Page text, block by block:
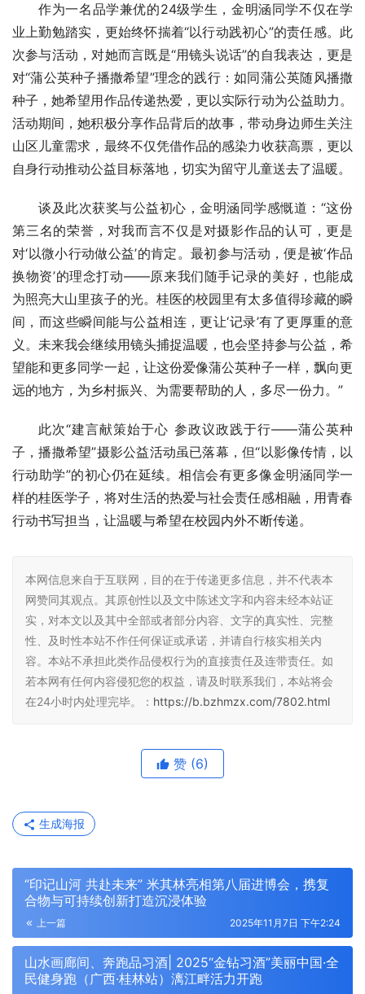
作为一名品学兼优的24级学生，金明涵同学不仅在学
业上勤勉踏实，更始终怀揣着“以行动践初心”的责任感。此
次参与活动，对她而言既是“用镜头说话”的自我表达，更是
对“蒲公英种子播撒希望”理念的践行：如同蒲公英随风播撒
种子，她希望用作品传递热爱，更以实际行动为公益助力。
活动期间，她积极分享作品背后的故事，带动身边师生关注
山区儿童需求，最终不仅凭借作品的感染力收获高票，更以
自身行动推动公益目标落地，切实为留守儿童送去了温暖。
谈及此次获奖与公益初心，金明涵同学感慨道：“这份
第三名的荣誉，对我而言不仅是对摄影作品的认可，更是
对‘以微小行动做公益’的肯定。最初参与活动，便是被‘作品
换物资’的理念打动——原来我们随手记录的美好，也能成
为照亮大山里孩子的光。桂医的校园里有太多值得珍藏的瞬
间，而这些瞬间能与公益相连，更让‘记录’有了更厚重的意
义。未来我会继续用镜头捕捉温暖，也会坚持参与公益，希
望能和更多同学一起，让这份爱像蒲公英种子一样，飘向更
远的地方，为乡村振兴、为需要帮助的人，多尽一份力。”
此次“建言献策始于心 参政议政践于行——蒲公英种
子，播撒希望”摄影公益活动虽已落幕，但“以影像传情，以
行动助学”的初心仍在延续。相信会有更多像金明涵同学一
样的桂医学子，将对生活的热爱与社会责任感相融，用青春
行动书写担当，让温暖与希望在校园内外不断传递。
本网信息来自于互联网，目的在于传递更多信息，并不代表本
网赞同其观点。其原创性以及文中陈述文字和内容未经本站证
实，对本文以及其中全部或者部分内容、文字的真实性、完整
性、及时性本站不作任何保证或承诺，并请自行核实相关内
容。本站不承担此类作品侵权行为的直接责任及连带责任。如
若本网有任何内容侵犯您的权益，请及时联系我们，本站将会
在24小时内处理完毕。： https://b.bzhmzx.com/7802.html
赞 (6)
生成海报
“印记山河 共赴未来” 米其林亮相第八届进博会，携复
合物与可持续创新打造沉浸体验
上一篇 2025年11月7日 下午2:24
山水画廊间、奔跑品习酒| 2025“金钻习酒”美丽中国·全
民健身跑（广西·桂林站）漓江畔活力开跑